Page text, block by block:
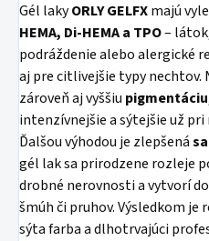
Gél lakyORLY GELFXmajú
HEMA, Di-HEMA a TPO–
podráždenie alebo alergické
aj pre citlivejšie typy nechtov.
zároveň aj vyššiu pigmentáciu
intenzívnejšie a sýtejšie už
Ďalšou výhodou je zlepšená
gél lak sa prirodzene rozleje
drobné nerovnosti a vytvorí
šmúh či pruhov. Výsledkom
sýta farba a dlhotrvajúci